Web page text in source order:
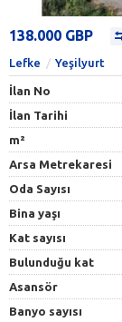
138.000 GBP
Lefke Yeşilyurt
İlan No
İlan Tarihi
m²
Arsa Metrekaresi
Oda Sayısı
Bina yaşı
Kat sayısı
Bulunduğu kat
Asansör
Banyo sayısı